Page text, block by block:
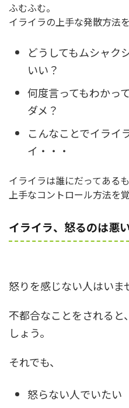
ふむふむ。
イライラの上手な発散方法
どうしてもムシャク
いい？
何度言ってもわかっ
ダメ？
こんなことでイライ
イ・・・
イライラは誰にだってあるも
上手なコントロール方法を
イライラ、怒るのは悪
怒りを感じない人はいま
不都合なことをされると
しょう。
それでも、
怒らない人でいたい